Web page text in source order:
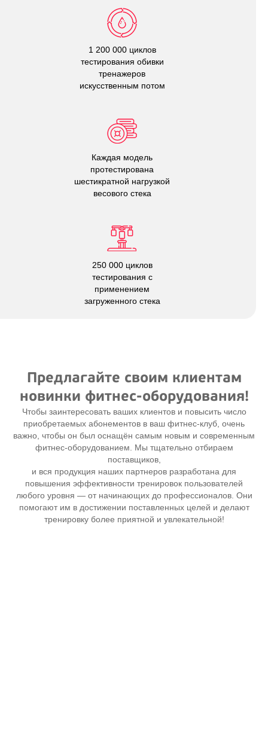
1 200 000 циклов
тестирования обивки
тренажеров
искусственным потом
Каждая модель
протестирована
шестикратной нагрузкой
весового стека
250 000 циклов
тестирования с
применением
загруженного стека
Предлагайте своим клиентам
новинки фитнес-оборудования!
Чтобы заинтересовать ваших клиентов и повысить число
приобретаемых абонементов в ваш фитнес-клуб , очень
важно, чтобы он был оснащён самым новым и современным
фитнес-оборудованием . Мы тщательно отбираем
поставщиков,
и вся продукция наших партнеров разработана для
повышения эффективности тренировок пользователей
любого уровня — от начинающих до профессионалов. Они
помогают им в достижении поставленных целей и делают
тренировку более приятной и увлекательной!